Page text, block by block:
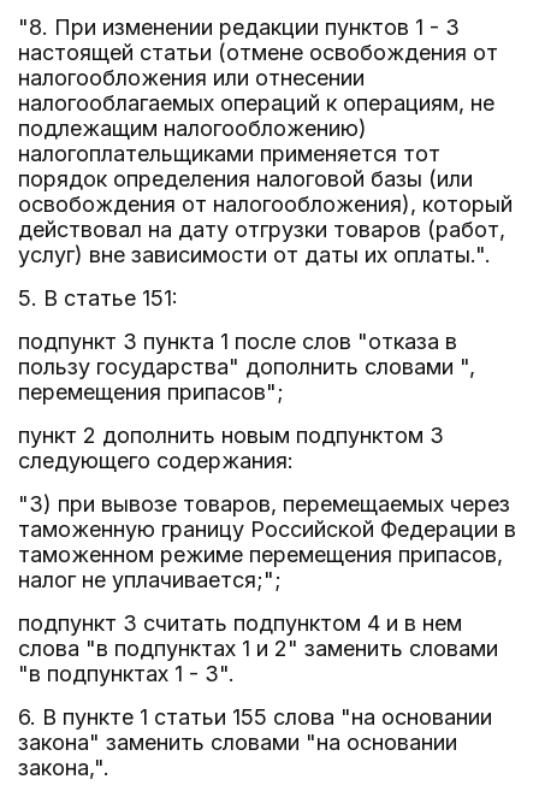
"8. При изменении редакции пунктов 1 - 3
настоящей статьи (отмене освобождения от
налогообложения или отнесении
налогооблагаемых операций к операциям, не
подлежащим налогообложению)
налогоплательщиками применяется тот
порядок определения налоговой базы (или
освобождения от налогообложения), который
действовал на дату отгрузки товаров (работ,
услуг) вне зависимости от даты их оплаты.".
5. В статье 151:
подпункт 3 пункта 1 после слов "отказа в
пользу государства" дополнить словами ",
перемещения припасов";
пункт 2 дополнить новым подпунктом 3
следующего содержания:
"3) при вывозе товаров, перемещаемых через
таможенную границу Российской Федерации в
таможенном режиме перемещения припасов,
налог не уплачивается;";
подпункт 3 считать подпунктом 4 и в нем
слова "в подпунктах 1 и 2" заменить словами
"в подпунктах 1 - 3".
6. В пункте 1 статьи 155 слова "на основании
закона" заменить словами "на основании
закона,".